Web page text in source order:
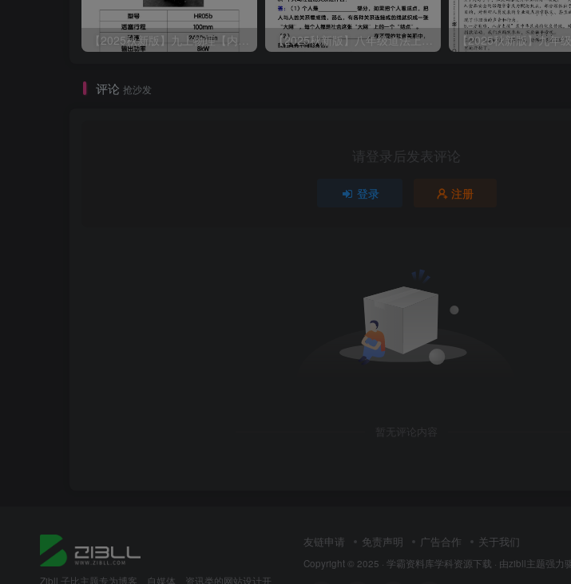
【2025秋新版】八年级道法上册期末冲刺22天计划全册考点整理
评论 抢沙发
请登录后发表评论
登录 注册
暂无评论内容
Zibll 子比主题专为博客、自媒体、资讯类的网站设计开
友链申请 免责声明 广告合作 关于我们
Copyright © 2025 · 学霸资料库学科资源下载 · 由zibll主题强力